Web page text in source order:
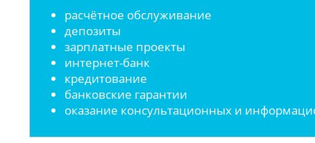
расчётное обслуживание
депозиты
зарплатные проекты
интернет-банк
кредитование
банковские гарантии
оказание консультационных и